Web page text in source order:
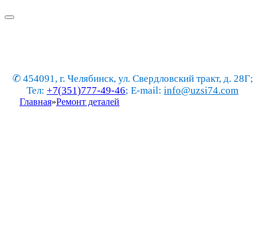
✆ 454091, г. Челябинск, ул. Свердловский тракт, д. 28Г;
Тел: +7(351)777-49-46; E-mail: info@uzsi74.com
Главная»Ремонт деталей